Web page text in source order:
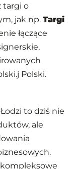
targi o
jak np. Targi
łączące
Polski.
to dziś nie
ale